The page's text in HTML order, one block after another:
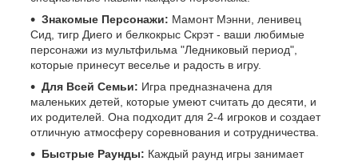
Знакомые Персонажи: Мамонт Мэнни, ленивец
Сид, тигр Диего и белкокрыс Скрэт - ваши любимые
персонажи из мультфильма "Ледниковый период",
которые принесут веселье и радость в игру.
Для Всей Семьи: Игра предназначена для
маленьких детей, которые умеют считать до десяти, и
их родителей. Она подходит для 2-4 игроков и создает
отличную атмосферу соревнования и сотрудничества.
Быстрые Раунды: Каждый раунд игры занимает